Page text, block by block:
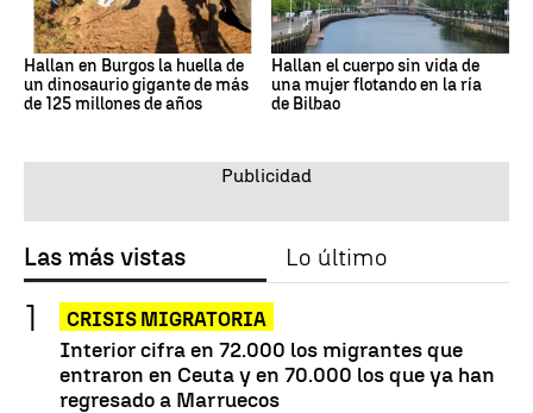
Hallan en Burgos la huella de
un dinosaurio gigante de más
de 125 millones de años
Hallan el cuerpo sin vida de
una mujer flotando en la ría
de Bilbao
Las más vistas Lo último
CRISIS MIGRATORIA
Interior cifra en 72.000 los migrantes que
entraron en Ceuta y en 70.000 los que ya han
regresado a Marruecos